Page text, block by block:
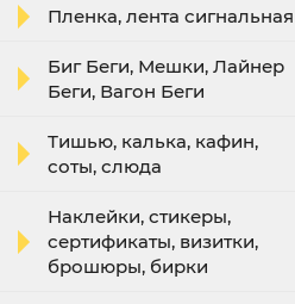
Пленка, лента сигнальная
Биг Беги, Мешки, Лайнер
Беги, Вагон Беги
Тишью, калька, кафин,
соты, слюда
Наклейки, стикеры,
сертификаты, визитки,
брошюры, бирки